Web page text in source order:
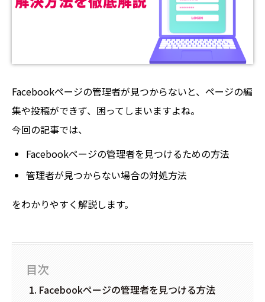
Facebookページの管理者が見つからないと、ページの編
集や投稿ができず、困ってしまいますよね。
今回の記事では、
Facebookページの管理者を見つけるための方法
管理者が見つからない場合の対処方法
をわかりやすく解説します。
目次
Facebookページの管理者を見つける方法